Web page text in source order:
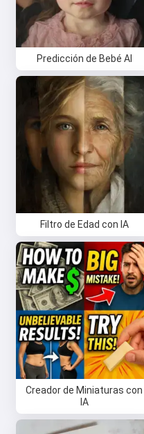
Predicción de Bebé AI
Filtro de Edad con IA
Creador de Miniaturas con
IA